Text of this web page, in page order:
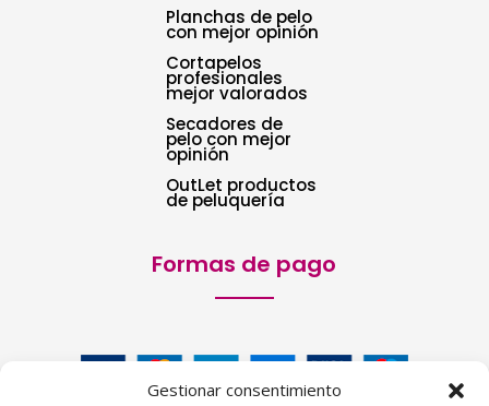
Gestionar consentimiento
Planchas de pelo
con mejor opinión
Cortapelos
profesionales
mejor valorados
Secadores de
pelo con mejor
opinión
OutLet productos
de peluquería
Formas de pago